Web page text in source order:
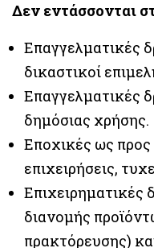
Δεν εντάσσονται
Επαγγελματικές
δικαστικοί
Επαγγελματικές
δημόσιας χρήσης.
Εποχικές ως προς
επιχειρήσεις,
Επιχειρηματικές
διανομής
πρακτόρευσης)